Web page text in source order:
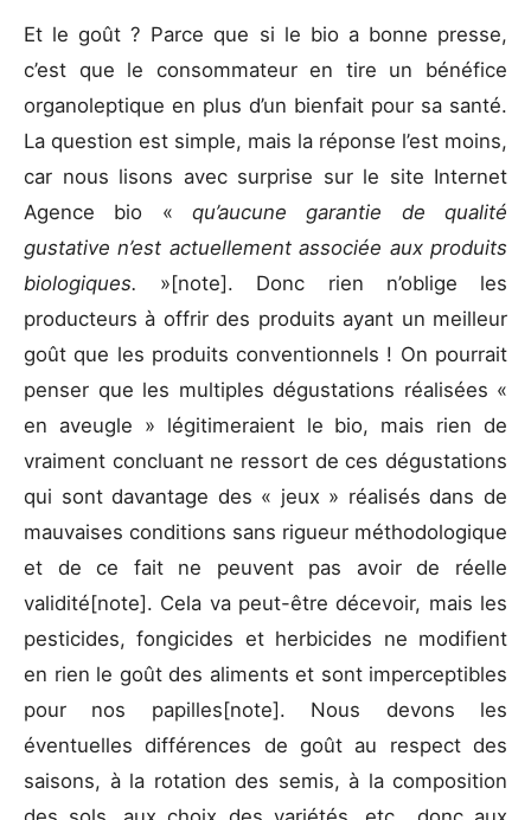
Et le goût ? Parce que si le bio a bonne presse,
c’est que le consommateur en tire un bénéfice
organoleptique en plus d’un bienfait pour sa santé.
La question est simple, mais la réponse l’est moins,
car nous lisons avec surprise sur le site Internet
Agence bio « qu’aucune garantie de qualité
gustative n’est actuellement associée aux produits
biologiques. »[note]. Donc rien n’oblige les
producteurs à offrir des produits ayant un meilleur
goût que les produits conventionnels ! On pourrait
penser que les multiples dégustations réalisées «
en aveugle » légitimeraient le bio, mais rien de
vraiment concluant ne ressort de ces dégustations
qui sont davantage des « jeux » réalisés dans de
mauvaises conditions sans rigueur méthodologique
et de ce fait ne peuvent pas avoir de réelle
validité[note]. Cela va peut-être décevoir, mais les
pesticides, fongicides et herbicides ne modifient
en rien le goût des aliments et sont imperceptibles
pour nos papilles[note]. Nous devons les
éventuelles différences de goût au respect des
saisons, à la rotation des semis, à la composition